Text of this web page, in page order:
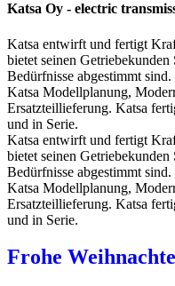
Katsa Oy - electric
Katsa entwirft und fertigt
bietet seinen
Bedürfnisse abgestimmt
Katsa Modellplanung,
Ersatzteillieferung. Katsa
und in Serie.
Katsa entwirft und fertigt
bietet seinen
Bedürfnisse abgestimmt
Katsa Modellplanung,
Ersatzteillieferung. Katsa
und in Serie.
Frohe